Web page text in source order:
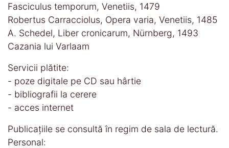
Fasciculus temporum, Venetiis, 1479
Robertus Carracciolus, Opera varia, Venetiis, 1485
A. Schedel, Liber cronicarum, Nürnberg, 1493
Cazania lui Varlaam
Servicii plătite:
- poze digitale pe CD sau hârtie
- bibliografii la cerere
- acces internet
Publicaţiile se consultă în regim de sala de lectură.
Personal: